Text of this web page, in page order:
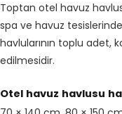
Toptan otel havuz
spa ve havuz
havlularının toplu adet,
edilmesidir.
Otel havuz havlusu